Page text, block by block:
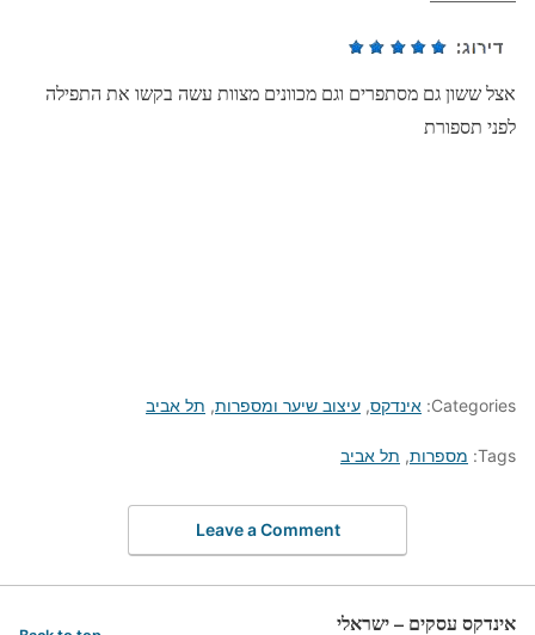
אצל ששון גם מסתפרים וגם מכוונים מצוות עשה בקשו את התפילה
לפני תספורת
Categories: אינדקס, עיצוב שיער ומספרות, תל אביב
Tags: מספרות, תל אביב
Leave a Comment
אינדקס עסקים – ישראלי